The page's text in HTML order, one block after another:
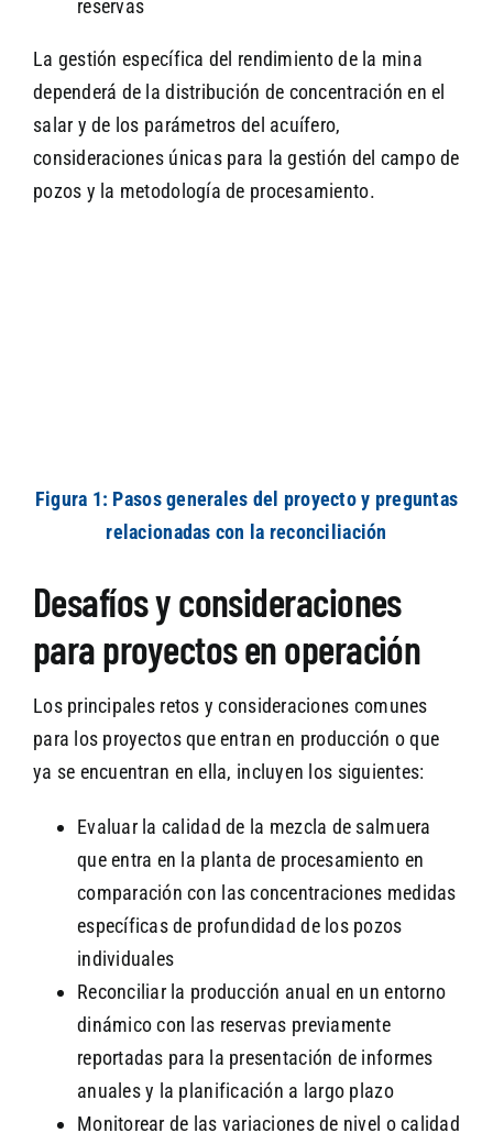
reservas
La gestión específica del rendimiento de la mina
dependerá de la distribución de concentración en el
salar y de los parámetros del acuífero,
consideraciones únicas para la gestión del campo de
pozos y la metodología de procesamiento.
Figura 1: Pasos generales del proyecto y preguntas
relacionadas con la reconciliación
Desafíos y consideraciones
para proyectos en operación
Los principales retos y consideraciones comunes
para los proyectos que entran en producción o que
ya se encuentran en ella, incluyen los siguientes:
Evaluar la calidad de la mezcla de salmuera
que entra en la planta de procesamiento en
comparación con las concentraciones medidas
específicas de profundidad de los pozos
individuales
Reconciliar la producción anual en un entorno
dinámico con las reservas previamente
reportadas para la presentación de informes
anuales y la planificación a largo plazo
Monitorear de las variaciones de nivel o calidad